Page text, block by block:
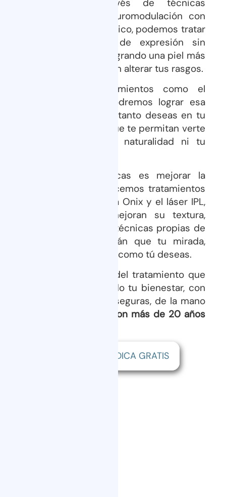
Por ejemplo, a través de técnicas
avanzadas como la neuromodulación con
bótox o el ácido hialurónico, podemos tratar
las arrugas y líneas de expresión sin
necesidad de cirugía, logrando una piel más
suave y rejuvenecida, sin alterar tus rasgos.
Además, con procedimientos como el
aumento de pecho, podremos lograr esa
armonía y simetría que tanto deseas en tu
figura, con resultados que te permitan verte
mejor sin sacrificar la naturalidad ni tu
Ahora, si lo que buscas es mejorar la
calidad de tu piel, ofrecemos tratamientos
como la radiofrecuencia Onix y el láser IPL,
que rejuvenecen y mejoran su textura,
mientras que nuestras técnicas propias de
micropigmentación harán que tu mirada,
labios u ojos destaquen como tú deseas.
En general, cada paso del tratamiento que
elijas se dará priorizando tu bienestar, con
soluciones cómodas y seguras, de la mano
equipo médico con más de 20 años
VALORACIÓN MÉDICA GRATIS